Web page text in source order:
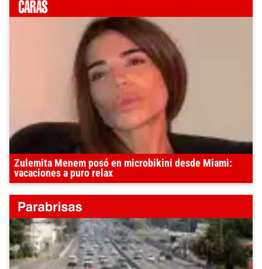
Zulemita Menem posó en microbikini desde Miami:
vacaciones a puro relax